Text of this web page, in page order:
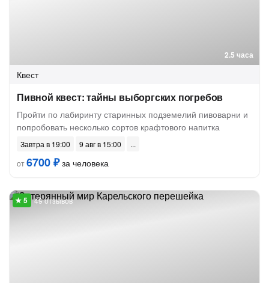
2.5 часа
Квест
Пивной квест: тайны выборгских погребов
Пройти по лабиринту старинных подземелий пивоварни и
попробовать несколько сортов крафтового напитка
Завтра в 19:00
9 авг в 15:00
от6700 ₽за человека
49 отзывов